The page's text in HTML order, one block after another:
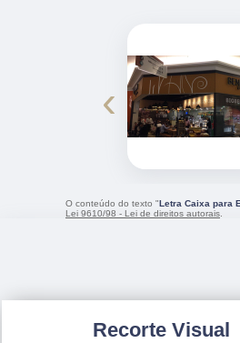
‹
O conteúdo do texto " Letra Caixa para
Lei 9610/98 - Lei de direitos autorais.
Recorte Visual